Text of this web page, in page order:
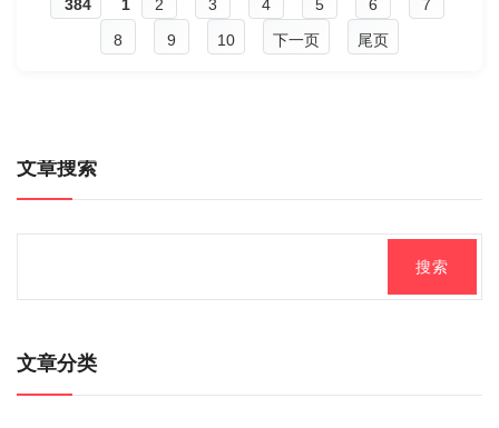
384 1 2 3 4 5 6
7
8
9 10 下一页 尾页
文章搜索
文章分类